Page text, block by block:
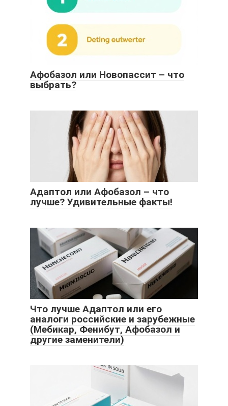
Афобазол или Новопассит – что
выбрать?
Адаптол или Афобазол – что
лучше? Удивительные факты!
Что лучше Адаптол или его
аналоги российские и зарубежные
(Мебикар, Фенибут, Афобазол и
другие заменители)